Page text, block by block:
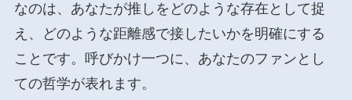
なのは、あなたが推しをどのような存在として捉
え、どのような距離感で接したいかを明確にする
ことです。呼びかけ一つに、あなたのファンとし
ての哲学が表れます。